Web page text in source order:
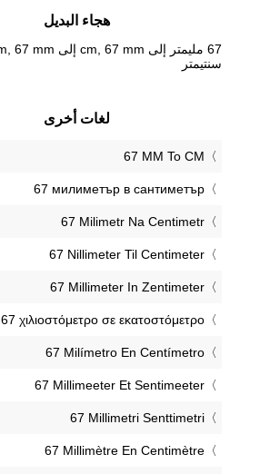
هجاء البديل
سنتيمتر
لغات أخرى
‎67 MM To CM
‎67 милиметър в сантиметър
‎67 Milimetr Na Centimetr
‎67 Nillimeter Til Centimeter
‎67 Millimeter In Zentimeter
‎67 χιλιοστόμετρο σε εκατοστόμετρο
‎67 Milímetro En Centímetro
‎67 Millimeeter Et Sentimeeter
‎67 Millimetri Senttimetri
‎67 Millimètre En Centimètre